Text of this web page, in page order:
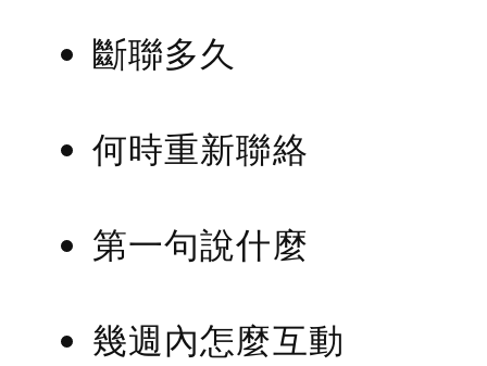
斷聯多久
何時重新聯絡
第一句說什麼
幾週內怎麼互動